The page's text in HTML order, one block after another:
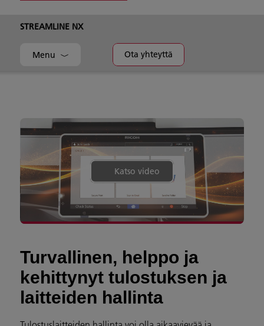
STREAMLINE NX
Menu Ota yhteyttä
Turvallinen, helppo ja
kehittynyt tulostuksen ja
laitteiden hallinta
Katso video